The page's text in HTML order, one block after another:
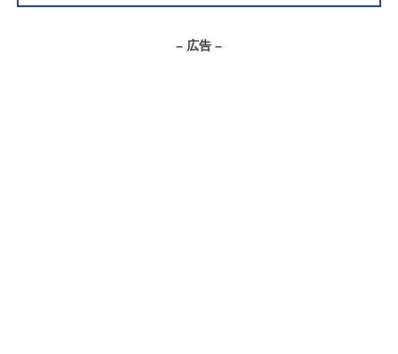
– 広告 –